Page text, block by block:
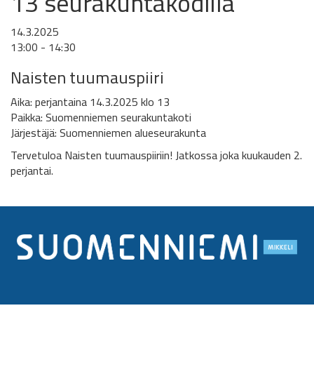
14.3.2025
13:00 - 14:30
Naisten tuumauspiiri
Aika: perjantaina 14.3.2025 klo 13
Paikka: Suomenniemen seurakuntakoti
Järjestäjä: Suomenniemen alueseurakunta
Tervetuloa Naisten tuumauspiiriin! Jatkossa joka kuukauden 2.
perjantai.